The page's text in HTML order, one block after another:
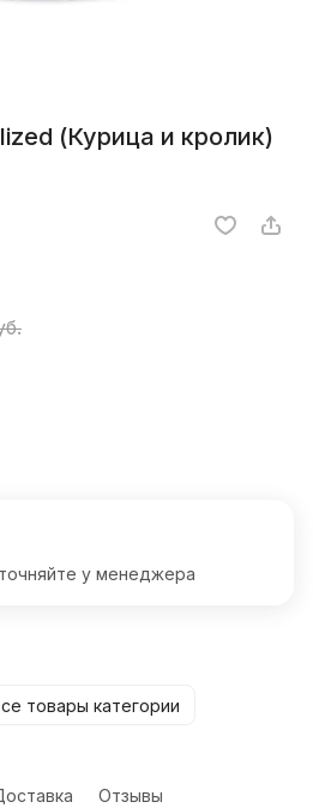
(Курица и кролик)
у менеджера
товары категории
Отзывы